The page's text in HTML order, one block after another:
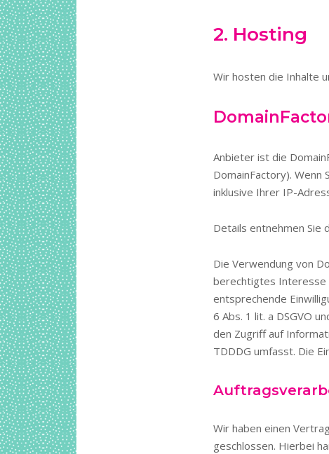
2. Hosting
Wir hosten die Inhalte
Anbieter ist die
DomainFactory).
inklusive Ihrer IP-
Details entnehmen Sie
Die Verwendung von
berechtigtes Interesse
entsprechende
6 Abs. 1 lit. a DSGVO
den Zugriff auf
TDDDG umfasst. Die
Wir haben einen
geschlossen. Hierbei